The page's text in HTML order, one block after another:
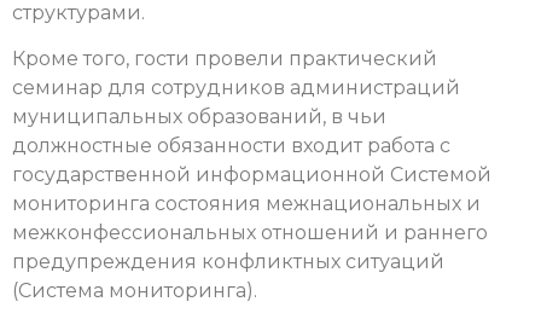
структурами.
Кроме того, гости провели практический
семинар для сотрудников администраций
муниципальных образований, в чьи
должностные обязанности входит работа с
государственной информационной Системой
мониторинга состояния межнациональных и
межконфессиональных отношений и раннего
предупреждения конфликтных ситуаций
(Система мониторинга).